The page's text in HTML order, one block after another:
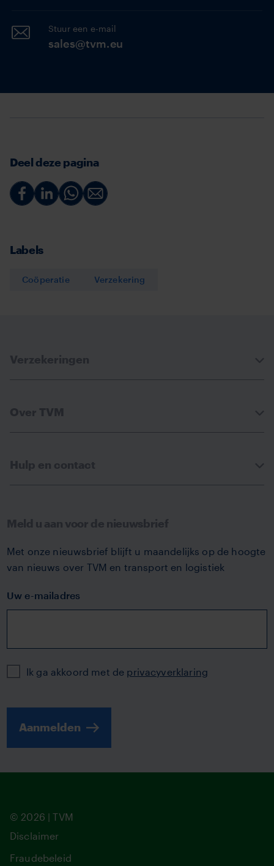
Stuur een e-mail
sales@tvm.eu
Deel deze pagina
Deel Deel Deel Deel
Labels
Coöperatie Verzekering
Verzekeringen
Over TVM
Hulp en contact
Meld u aan voor de nieuwsbrief
Met onze nieuwsbrief blijft u maandelijks op de hoogte
van nieuws over TVM en transport en logistiek
Uw e-mailadres
PrivacyIk ga akkoord met de privacyverklaring
© 2026 | TVM
Disclaimer
Fraudebeleid